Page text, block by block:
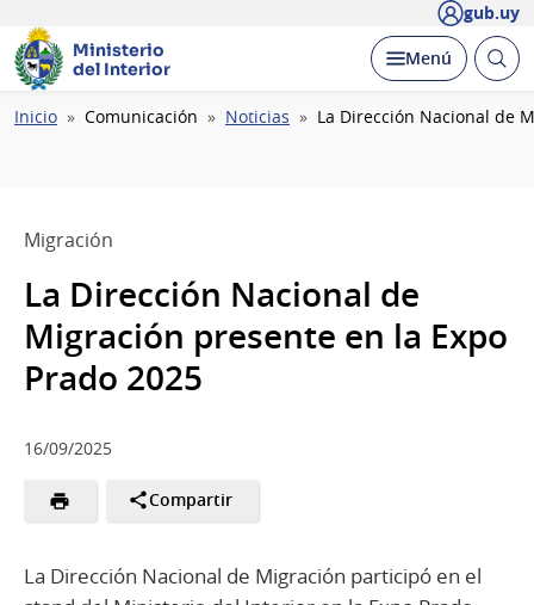
gub.uy
Ministerio
del Interior
Desplegar
Menú Abrir
Ruta
Inicio Comunicación Noticias La Dirección Nacional de
Migración
La Dirección Nacional de
Migración presente en la Expo
Prado 2025
16/09/2025
Compartir
La Dirección Nacional de Migración participó en el